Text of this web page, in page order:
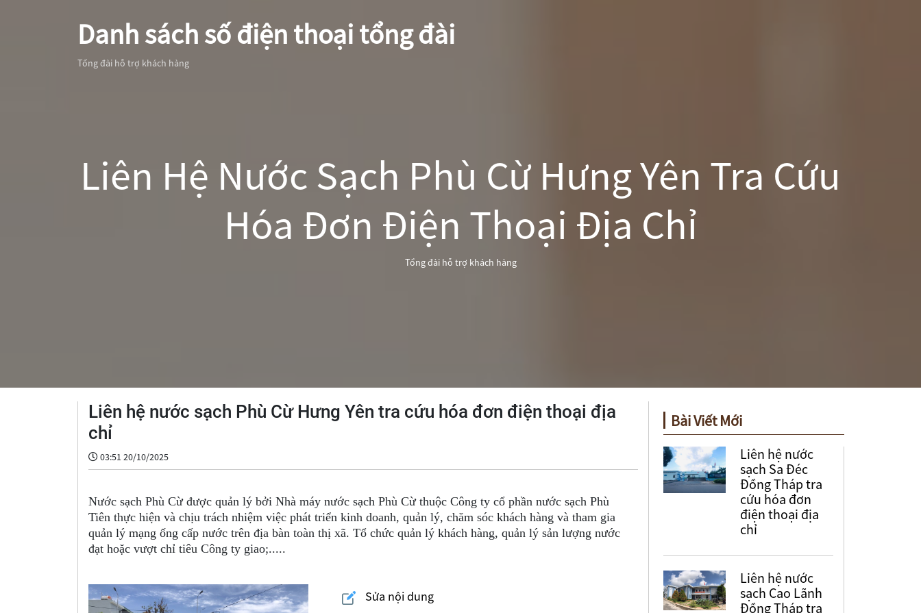
Danh sách số điện thoại tổng đài
Tổng đài hỗ trợ khách hàng
Liên Hệ Nước Sạch Phù Cừ Hưng Yên Tra Cứu
Hóa Đơn Điện Thoại Địa Chỉ
Tổng đài hỗ trợ khách hàng
Liên hệ nước sạch Phù Cừ Hưng Yên tra cứu hóa đơn điện thoại địa
chỉ
03:51 20/10/2025
Nước sạch Phù Cừ được quản lý bởi Nhà máy nước sạch Phù Cừ thuộc Công ty cổ phần nước sạch Phù
Tiên thực hiện và chịu trách nhiệm việc phát triển kinh doanh, quản lý, chăm sóc khách hàng và tham gia
quản lý mạng ống cấp nước trên địa bàn toàn thị xã. Tổ chức quản lý khách hàng, quản lý sản lượng nước
đạt hoặc vượt chỉ tiêu Công ty giao;.....
Sửa nội dung
Bài Viết Mới
Liên hệ nước
sạch Sa Đéc
Đồng Tháp tra
cứu hóa đơn
điện thoại địa
chỉ
Liên hệ nước
sạch Cao Lãnh
Đồng Tháp tra